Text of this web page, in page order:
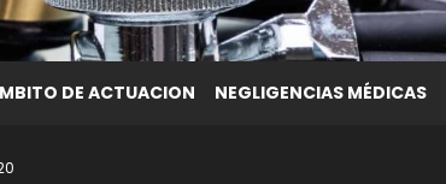
DE ACTUACION NEGLIGENCIAS MÉDICAS